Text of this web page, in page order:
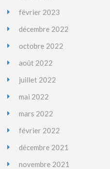
février 2023
décembre 2022
octobre 2022
août 2022
juillet 2022
mai 2022
mars 2022
février 2022
décembre 2021
novembre 2021